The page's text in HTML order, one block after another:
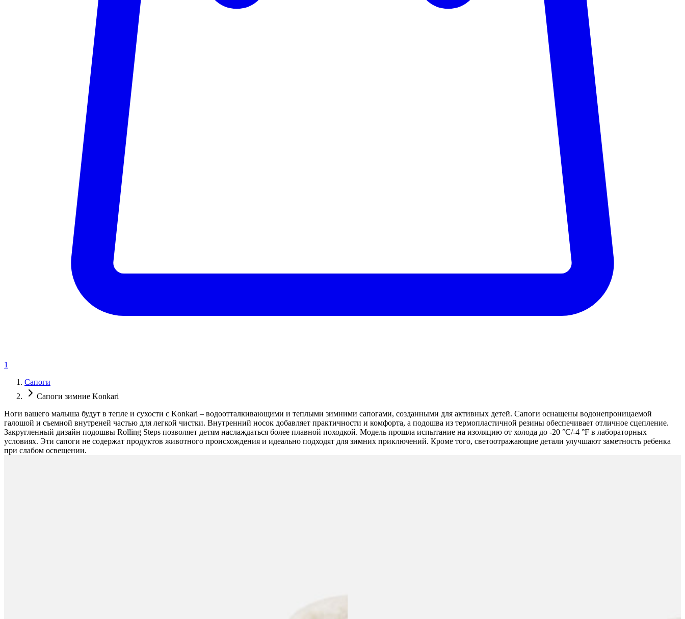
1
Сапоги
Сапоги зимние Konkari
Ноги вашего малыша будут в тепле и сухости с Konkari – водоотталкивающими и теплыми зимними сапогами, созданными для активных детей. Сапоги оснащены водонепроницаемой
галошой и съемной внутреней частью для легкой чистки. Внутренний носок добавляет практичности и комфорта, а подошва из термопластичной резины обеспечивает отличное сцепление.
Закругленный дизайн подошвы Rolling Steps позволяет детям наслаждаться более плавной походкой. Модель прошла испытание на изоляцию от холода до -20 °C/-4 °F в лабораторных
условиях. Эти сапоги не содержат продуктов животного происхождения и идеально подходят для зимних приключений. Кроме того, светоотражающие детали улучшают заметность ребенка
при слабом освещении.